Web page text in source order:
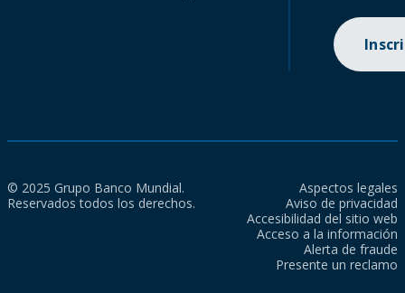
© 2025 Grupo Banco Mundial.
Reservados todos los derechos.
Aspectos legales
Aviso de privacidad
Accesibilidad del sitio web
Acceso a la información
Alerta de fraude
Presente un reclamo